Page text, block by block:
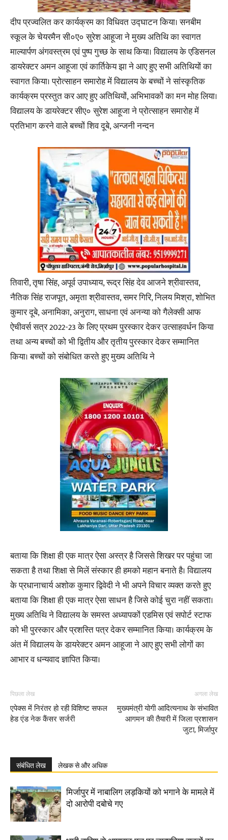
दीप प्रज्वलित कर कार्यक्रम का विधिवत उद्घाटन किया। सनबीम
स्कूल के चेयरमैन सी०ए० सुरेश आहूजा ने मुख्य अतिथि का स्वागत
माल्यार्पण अंगवस्त्रम एवं पुष्प गुच्छ के साथ किया। विद्यालय के एडिसनल
डायरेक्टर अमन आहूजा एवं कार्तिकेय झा ने आए हुए सभी अतिथियों का
स्वागत किया। प्रोत्साहन समारोह में विद्यालय के बच्चों ने सांस्कृतिक
कार्यक्रम प्रस्तुत कर आए हुए अतिथियों, अभिभावकों का मन मोह लिया।
विद्यालय के डायरेक्टर सीए० सुरेश आहूजा ने प्रोत्साहन समारोह में
प्रतिभाग करने वाले बच्चों शिव दूबे, अन्जनी नन्दन
तिवारी, तृषा सिंह, अपूर्व उपाध्याय, रूद्र सिंह देव आजने श्रीवास्तव,
नैतिक सिंह राजपूत, अमृता श्रीवास्तव, समर गिरि, निलय मिश्रा, शोभित
कुमार दूबे, अनामिका, अनुराग, साधना एवं अनन्या को गैलेक्सी आफ
ऐचीवर्स सत्र 2022-23 के लिए प्रथम पुरस्कार देकर उत्साहवर्धन किया
तथा अन्य बच्चों को भी द्वितीय और तृतीय पुरस्कार देकर सम्मानित
किया। बच्चों को संबोधित करते हुए मुख्य अतिथि ने
बताया कि शिक्षा ही एक मात्र ऐसा अस्त्र है जिससे शिखर पर पहुंचा जा
सकता है तथा शिक्षा से मिलें संस्कार ही हमको महान बनाते है। विद्यालय
के प्रधानाचार्य अशोक कुमार द्विवेदी ने भी अपने विचार व्यक्त करते हुए
बताया कि शिक्षा ही एक मात्र ऐसा साधन है जिसे कोई चुरा नहीं सकता।
मुख्य अतिथि ने विद्यालय के समस्त अध्यापकों एडमिस एवं सपोर्ट स्टाफ
को भी पुरस्कार और प्रशस्ति पत्र देकर सम्मानित किया। कार्यक्रम के
अंत में विद्यालय के डायरेक्टर अमन आहूजा ने आए हुए सभी लोगों का
आभार व धन्यवाद ज्ञापित किया।
पिछला लेख
एपेक्स में निरंतर हो रही विशिष्ट सफल
हेड एंड नेक कैंसर सर्जरी
अगला लेख
मुख्यमंत्री योगी आदित्यनाथ के संभावित
आगमन की तैयारी में जिला प्रशासन
जुटा, मिर्जापुर
संबंधित लेख लेखक से और अधिक
मिर्जापुर में नाबालिग लड़कियों को भगाने के मामले में
दो आरोपी दबोचे गए